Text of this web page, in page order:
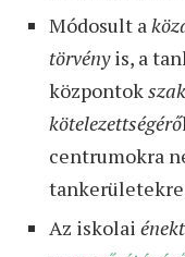
Módosult a
törvényis, a
központok
kötelezettségérő
centrumokra
tankerületekre
Az iskolai